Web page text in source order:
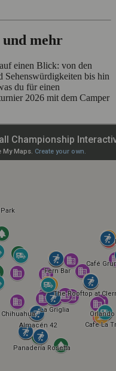
mehr
einen Blick: von den
Sehenswürdigkeiten bis hin
du für einen
2026 mit dem Camper